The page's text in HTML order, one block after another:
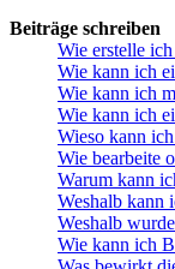
Beiträge schreiben
Wie erstelle
Wie kann ich
Wie kann ich
Wie kann ich
Wieso kann
Wie bearbeite
Warum kann
Weshalb kann
Weshalb
Wie kann ich